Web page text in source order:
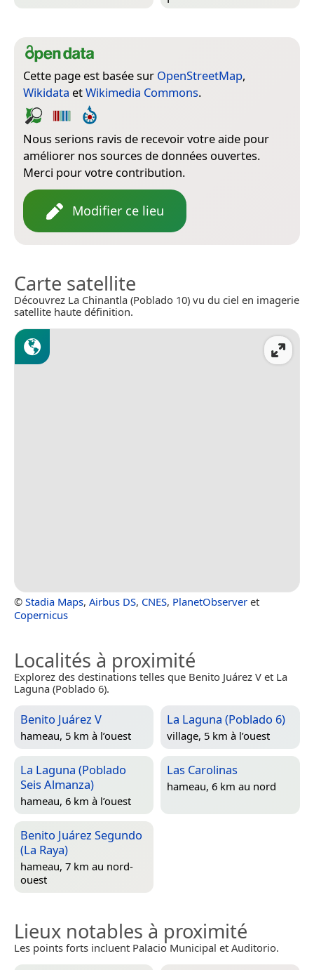
Cette page est basée sur OpenStreetMap,
Wikidata etWikimedia Commons.
Nous serions ravis de recevoir votre aide pour
améliorer nos sources de données ouvertes.
Merci pour votre contribution.
Modifier ce lieu
Carte satellite
Découvrez La Chinantla (Poblado 10) vu du ciel en imagerie
satellite haute définition.
© Stadia Maps, Airbus DS, CNES, PlanetObserver et
Copernicus
Localités à proximité
Explorez des destinations telles que Benito Juárez V et La
Laguna (Poblado 6).
Benito Juárez V
hameau, 5 km à l’ouest
La Laguna (Poblado 6)
village, 5 km à l’ouest
La Laguna (Poblado
Seis Almanza)
hameau, 6 km à l’ouest
Las Carolinas
hameau, 6 km au nord
Benito Juárez Segundo
(La Raya)
hameau, 7 km au nord-
ouest
Lieux notables à proximité
Les points forts incluent Palacio Municipal et Auditorio.